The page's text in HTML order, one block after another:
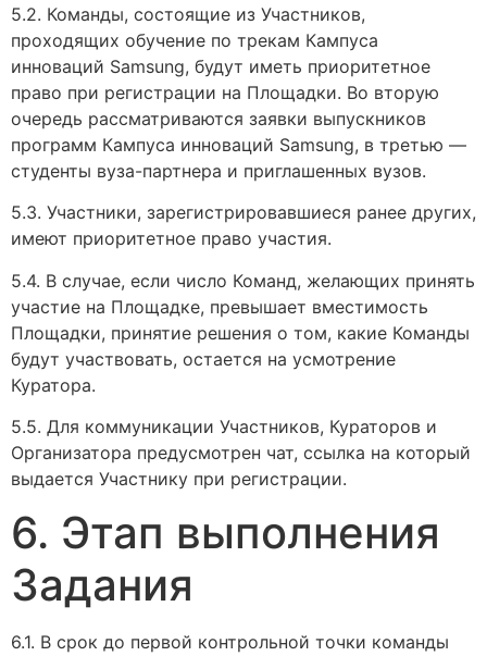
5.2. Команды, состоящие из Участников,
проходящих обучение по трекам Кампуса
инноваций Samsung, будут иметь приоритетное
право при регистрации на Площадки. Во вторую
очередь рассматриваются заявки выпускников
программ Кампуса инноваций Samsung, в третью —
студенты вуза-партнера и приглашенных вузов.
5.3. Участники, зарегистрировавшиеся ранее других,
имеют приоритетное право участия.
5.4. В случае, если число Команд, желающих принять
участие на Площадке, превышает вместимость
Площадки, принятие решения о том, какие Команды
будут участвовать, остается на усмотрение
Куратора.
5.5. Для коммуникации Участников, Кураторов и
Организатора предусмотрен чат, ссылка на который
выдается Участнику при регистрации.
6. Этап выполнения
Задания
6.1. В срок до первой контрольной точки команды